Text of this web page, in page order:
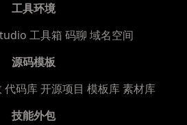
工具环境
工具箱 码聊 域名空间
源码模板
代码库 开源项目 模板库 素材库
技能外包